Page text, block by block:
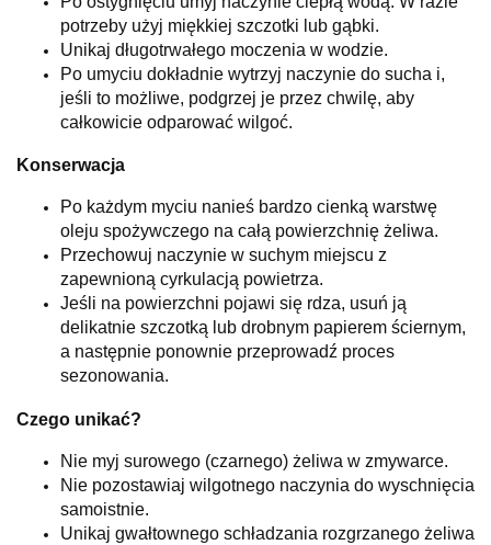
potrzeby użyj miękkiej szczotki lub gąbki.
Unikaj długotrwałego moczenia w wodzie.
Po umyciu dokładnie wytrzyj naczynie do sucha i,
jeśli to możliwe, podgrzej je przez chwilę, aby
całkowicie odparować wilgoć.
Konserwacja
Po każdym myciu nanieś bardzo cienką warstwę
oleju spożywczego na całą powierzchnię żeliwa.
Przechowuj naczynie w suchym miejscu z
zapewnioną cyrkulacją powietrza.
Jeśli na powierzchni pojawi się rdza, usuń ją
delikatnie szczotką lub drobnym papierem ściernym,
a następnie ponownie przeprowadź proces
sezonowania.
Czego unikać?
Nie myj surowego (czarnego) żeliwa w zmywarce.
Nie pozostawiaj wilgotnego naczynia do wyschnięcia
samoistnie.
Unikaj gwałtownego schładzania rozgrzanego żeliwa